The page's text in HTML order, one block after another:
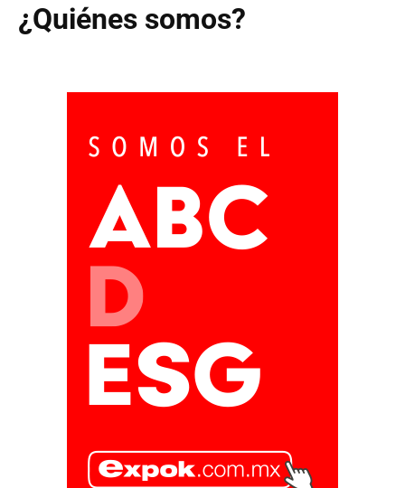
¿Quiénes somos?